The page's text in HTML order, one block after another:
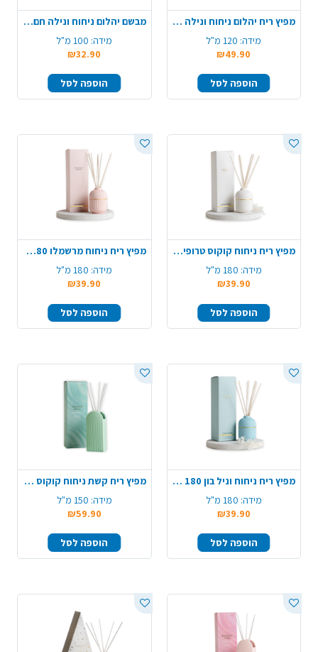
מפיץ ריח יהלום ניחוח ונילה חם 120 מ"ל
מידה: 120 מ"ל
₪49.90
הוספה לסל
מבשם יהלום ניחוח ונילה חם 100 מ"ל
מידה: 100 מ"ל
₪32.90
הוספה לסל
מפיץ ריח ניחוח קוקוס טרופי 180 מ"ל
מידה: 180 מ"ל
₪39.90
הוספה לסל
מפיץ ריח ניחוח מרשמלו 180 מ"ל
מידה: 180 מ"ל
₪39.90
הוספה לסל
מפיץ ריח ניחוח וניל בון 180 מ"ל
מידה: 180 מ"ל
₪39.90
הוספה לסל
מפיץ ריח קשת ניחוח קוקוס 150 מ"ל
מידה: 150 מ"ל
₪59.90
הוספה לסל